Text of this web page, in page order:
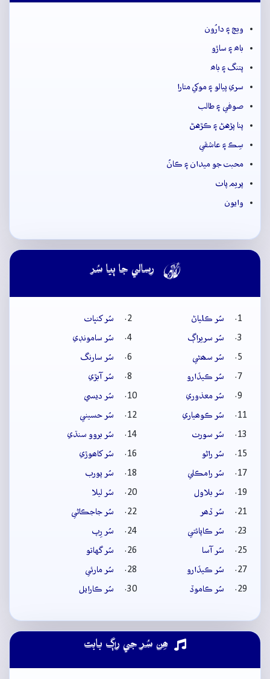
ويڄ ۽ دارُون
باھ ۽ ساڙو
پتنگ ۽ باھ
سري پيالو ۽ موکي متارا
صوفي ۽ طالب
پنا پڙهڻ ۽ ڪڙهڻ
سِڪ ۽ عاشقي
محبت جو ميدان ۽ ڪانُ
پريم پاٺ
وايون
 رسالي جا ٻيا سُر
سُر ڪلياڻ
سُر کنڀات
سُر سريراڳ
سُر سامونڊي
سُر سھڻي
سُر سارنگ
سُر ڪيڏارو
سُر آبڙي
سُر معذوري
سُر ديسي
سُر ڪوھياري
سُر حسيني
سُر سورٺ
سُر بروو سنڌي
سُر راڻو
سُر کاھوڙي
سُر رامڪلي
سُر پورب
سُر بلاول
سُر ليلا
سُر ڏھر
سُر جاجڪاڻي
سُر ڪاپائتي
سُر رِپ
سُر آسا
سُر گهاتو
سُر ڪيڏارو
سُر مارئي
سُر ڪاموڏ
سُر ڪارايل
ھِن سُر جي راڳ بابت